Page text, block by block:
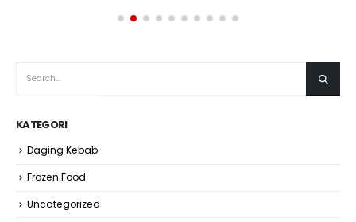
KATEGORI
Daging Kebab
Frozen Food
Uncategorized